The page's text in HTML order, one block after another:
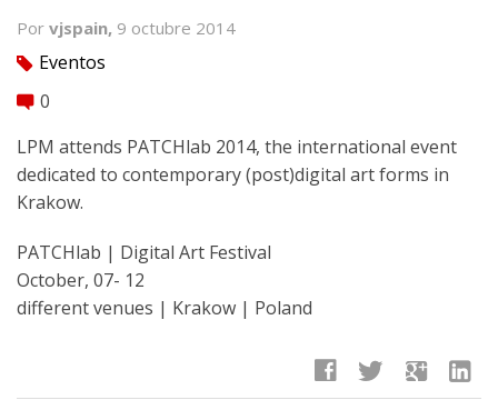
Por vjspain, 9 octubre 2014
tag Eventos
comment 0
LPM attends PATCHlab 2014, the international event
dedicated to contemporary (post)digital art forms in
Krakow.
PATCHlab | Digital Art Festival
October, 07- 12
different venues | Krakow | Poland
facebook twitter google linkedin